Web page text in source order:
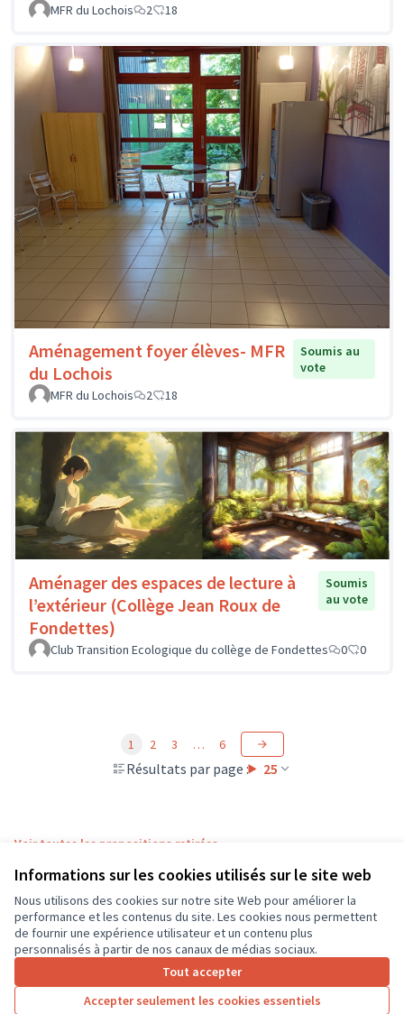
Informations sur les cookies utilisés sur le site web
Nous utilisons des cookies sur notre site Web pour améliorer la
performance et les contenus du site. Les cookies nous permettent
de fournir une expérience utilisateur et un contenu plus
personnalisés à partir de nos canaux de médias sociaux.
Tout accepter
Accepter seulement les cookies essentiels
MFR du Lochois
2 18
Aménagement foyer élèves- MFR
du Lochois
Soumis au
vote
MFR du Lochois
2 18
Aménager des espaces de lecture à
l’extérieur (Collège Jean Roux de
Fondettes)
Soumis
au vote
Club Transition Ecologique du collège de Fondettes 0 0
Résultats par page : 25
1 2 3 … 6
Voir toutes les propositions retirées
Conditions d'utilisation
Paramètres des cookies
CD37 sur X
(Lien externe)
CD37 sur Facebook
CD37 sur Instagram
CD37 sur YouTube
(Lien externe)